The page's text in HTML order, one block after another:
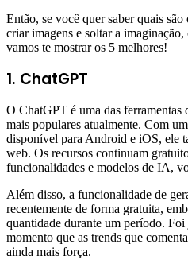
Então, se você quer saber quais
criar imagens e soltar a
vamos te mostrar os 5 melhores!
1. ChatGPT
O ChatGPT é uma das
mais populares atualmente. Com
disponível para Android e iOS, ele
web. Os recursos continuam
funcionalidades e modelos de IA,
Além disso, a funcionalidade de
recentemente de forma gratuita,
quantidade durante um período. Foi
momento que as trends que
ainda mais força.